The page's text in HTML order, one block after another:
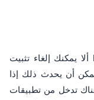
ألا يمكنك إلغاء تثبيت Epic Games Launcher من جهاز الكمبيوتر
أن يحدث ذلك إذا
تدخل من تطبيقات